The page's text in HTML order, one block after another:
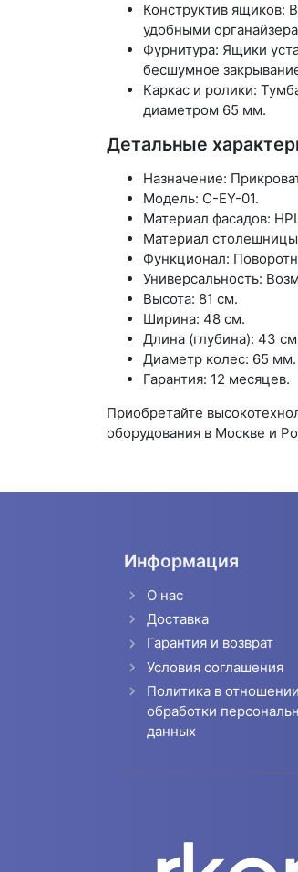
Конструктив ящиков:
удобными
Фурнитура: Ящики
бесшумное
Каркас и ролики:
диаметром 65 мм.
Детальные
Назначение:
Модель: C-EY-01.
Материал фасадов:
Материал
Функционал:
Универсальность:
Высота: 81 см.
Ширина: 48 см.
Длина (глубина): 43
Диаметр колес: 65 мм.
Гарантия: 12 месяцев.
Приобретайте
оборудования в Москве и
Информация
О нас
Доставка
Гарантия и возврат
Условия соглашения
Политика в отношении
обработки
данных